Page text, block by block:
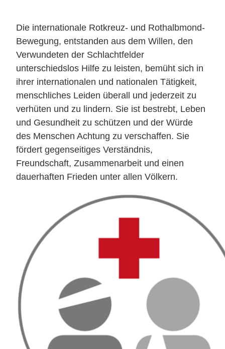
Die internationale Rotkreuz- und Rothalbmond-
Bewegung, entstanden aus dem Willen, den
Verwundeten der Schlachtfelder
unterschiedslos Hilfe zu leisten, bemüht sich in
ihrer internationalen und nationalen Tätigkeit,
menschliches Leiden überall und jederzeit zu
verhüten und zu lindern. Sie ist bestrebt, Leben
und Gesundheit zu schützen und der Würde
des Menschen Achtung zu verschaffen. Sie
fördert gegenseitiges Verständnis,
Freundschaft, Zusammenarbeit und einen
dauerhaften Frieden unter allen Völkern.